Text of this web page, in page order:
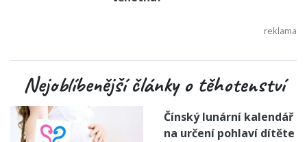
Nejoblíbenější články o těhotenství
Čínský lunární kalendář
na určení pohlaví dítěte